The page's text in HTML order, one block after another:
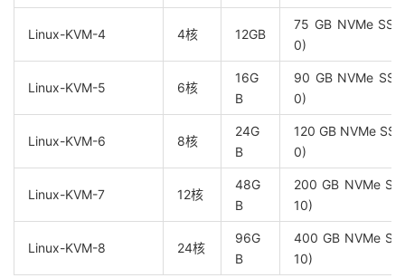
Linux-KVM-4 4核 12GB
75 GB NVMe
0)
Linux-KVM-5 6核
16G
B
90 GB NVMe
0)
Linux-KVM-6 8核
24G
B
120 GB NVMe
0)
Linux-KVM-7 12核
48G
B
200 GB NVMe
10)
Linux-KVM-8 24核
96G
B
400 GB NVMe
10)